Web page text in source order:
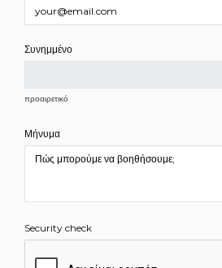
Συνημμένο
προαιρετικό
Μήνυμα
Security check